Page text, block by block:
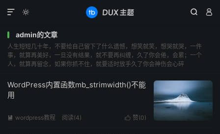
  

admin的文章
人生短短几十年，不要给自己留下了什么遗憾，想笑就笑，想哭就哭，一件
事，就算再美好，一旦没有结果，就不要再纠缠，久了你会倦，会累；一个
人，就算再留念，如果你抓不住，就要适时放手久了你会神伤会心碎
WordPress内置函数mb_strimwidth()不能
用
 赞(0)
 wordpress教程 阅读(4)